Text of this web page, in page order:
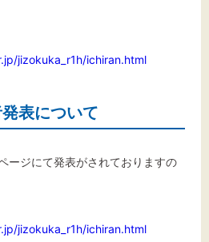
jizokuka_r1h/ichiran.html
表について
ージにて発表がされておりますの
jizokuka_r1h/ichiran.html